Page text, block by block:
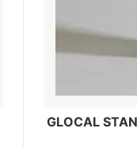
GLOCAL